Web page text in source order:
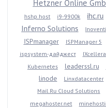
Hetzner Online
hshp.host
i9-9900k ihc.ru
Inferno Solutions
ISPmanager ISPManager 5
ispsystem-дайджест
Kubernetes
leaderssl.ru
linode
Linxdatacenter
Mail.Ru Cloud Solutions
megahoster.net